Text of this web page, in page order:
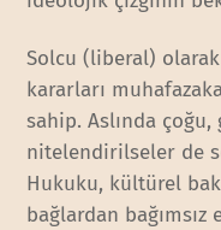
Solcu (liberal)
kararları
sahip. Aslında
nitelendirilseler de
Hukuku, kültürel
bağlardan